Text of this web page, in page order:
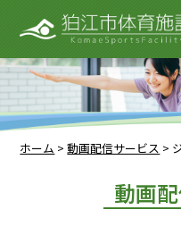
ホーム >動画配信サービス >
動画